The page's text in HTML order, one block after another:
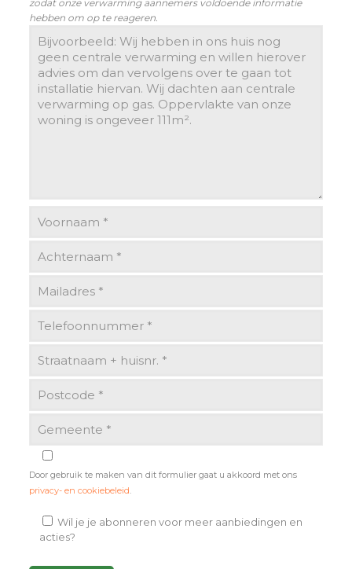
zodat onze verwarming aannemers voldoende informatie
hebben om op te reageren.
Door gebruik te maken van dit formulier gaat u akkoord met ons
privacy- en cookiebeleid
Wil je je abonneren voor meer aanbiedingen en
acties?